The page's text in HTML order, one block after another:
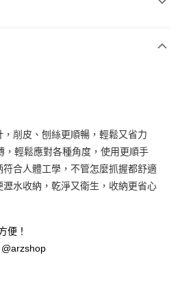
削皮、刨絲更順暢，輕鬆又省力
，輕鬆應對各種角度，使用更順手
合人體工學，不管怎麼抓握都舒適
水收納，乾淨又衛生，收納更省心
便！